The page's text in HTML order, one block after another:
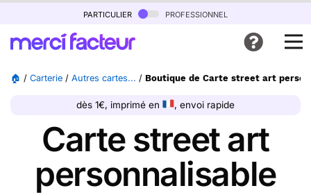
particulier professionnel
🏠 / Carterie / Autres cartes... / Boutique de Carte street art
dès 1€, imprimé en , envoi rapide
Carte street art
personnalisable